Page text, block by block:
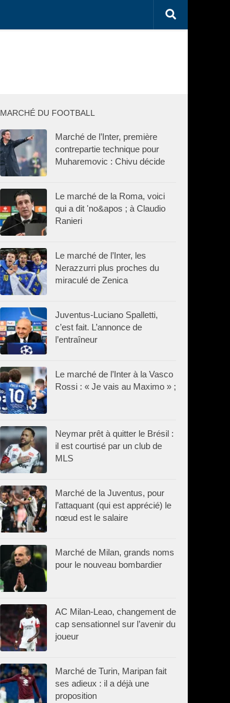
MARCHÉ DU FOOTBALL
Marché de l’Inter, première
contrepartie technique pour
Muharemovic : Chivu décide
Le marché de la Roma, voici
qui a dit 'no&apos ; à Claudio
Ranieri
Le marché de l’Inter, les
Nerazzurri plus proches du
miraculé de Zenica
Juventus-Luciano Spalletti,
c’est fait. L’annonce de
l’entraîneur
Le marché de l’Inter à la Vasco
Rossi : « Je vais au Maximo » ;
Neymar prêt à quitter le Brésil :
il est courtisé par un club de
MLS
Marché de la Juventus, pour
l’attaquant (qui est apprécié) le
nœud est le salaire
Marché de Milan, grands noms
pour le nouveau bombardier
AC Milan-Leao, changement de
cap sensationnel sur l’avenir du
joueur
Marché de Turin, Maripan fait
ses adieux : il a déjà une
proposition